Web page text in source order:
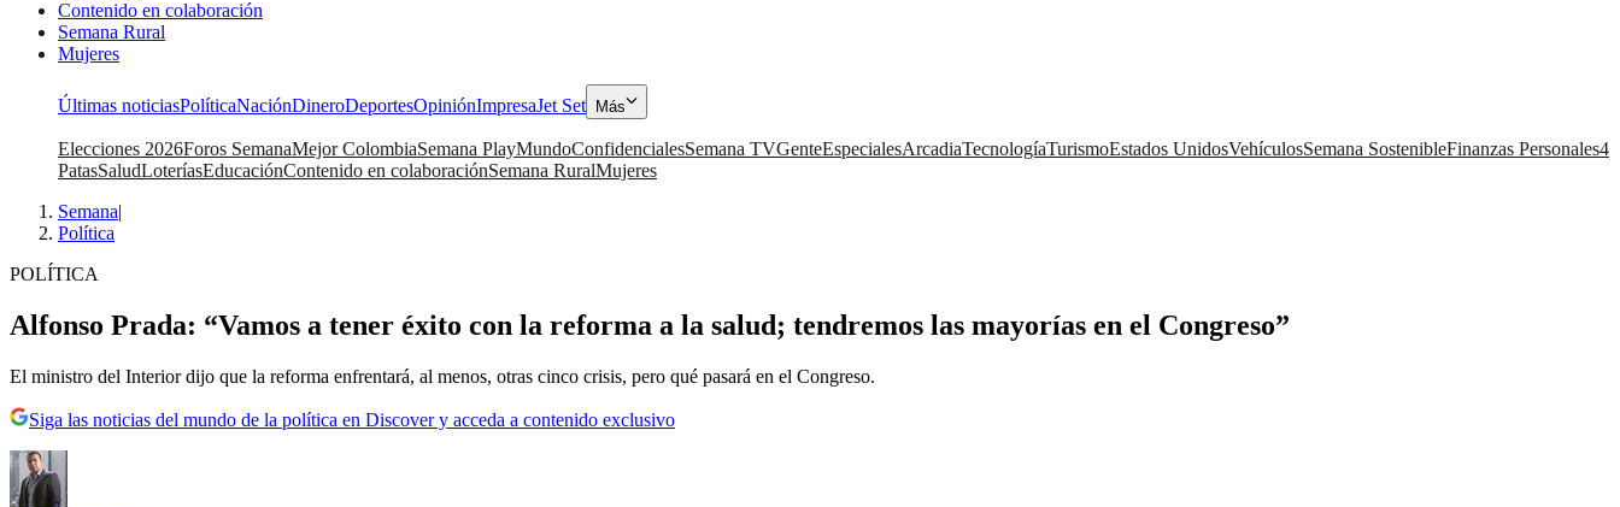
Contenido en colaboración
Semana Rural
Mujeres
Últimas noticiasPolíticaNaciónDineroDeportesOpiniónImpresaJet Set Más
Elecciones 2026Foros SemanaMejor ColombiaSemana PlayMundoConfidencialesSemana TVGenteEspecialesArcadiaTecnologíaTurismoEstados UnidosVehículosSemana SostenibleFinanzas Personales4
PatasSaludLoteríasEducaciónContenido en colaboraciónSemana RuralMujeres
Semana|
Política
POLÍTICA
Alfonso Prada: “Vamos a tener éxito con la reforma a la salud; tendremos las mayorías en el Congreso”
El ministro del Interior dijo que la reforma enfrentará, al menos, otras cinco crisis, pero qué pasará en el Congreso.
Siga las noticias del mundo de la política en Discover y acceda a contenido exclusivo